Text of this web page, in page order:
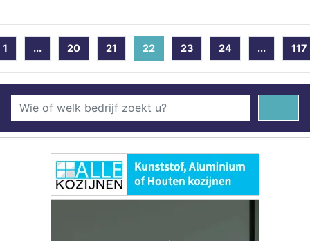
1 ... 20 21 22 (current)
23 24 ... 117